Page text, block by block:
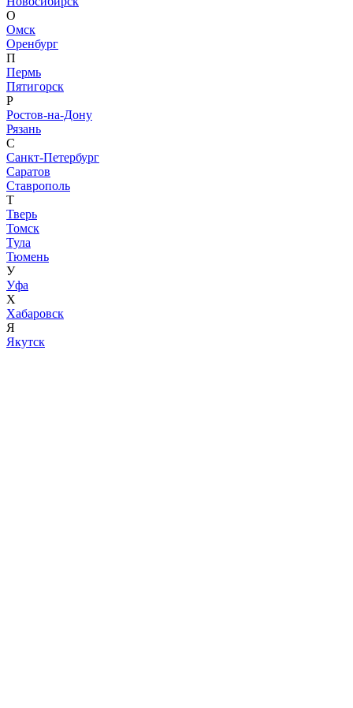
О
Омск
Оренбург
П
Пермь
Пятигорск
Р
Ростов-на-Дону
Рязань
С
Санкт-Петербург
Саратов
Ставрополь
Т
Тверь
Томск
Тула
Тюмень
У
Уфа
Х
Хабаровск
Я
Якутск